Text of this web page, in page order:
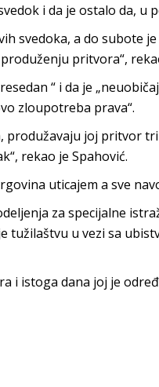
i da je ostalo da, u
svedoka, a do subote
pritvora“,
“ i da je
zloupotreba prava“.
produžavaju joj pritvor
rekao je Spahović.
uticajem a sve
za specijalne
tužilaštvu u vezi sa
i istoga dana joj je